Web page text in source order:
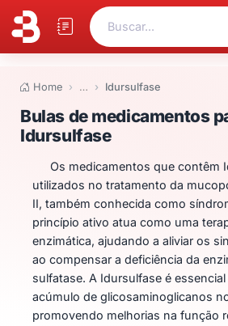
Buscar...
Home … Idursulfase
Bulas de
Bulas de medicamentos
Idursulfase
Os medicamentos que contêm
utilizados no tratamento da
II, também conhecida como
princípio ativo atua como uma
enzimática, ajudando a aliviar os
ao compensar a deficiência da
sulfatase. A Idursulfase é
acúmulo de glicosaminoglicanos
promovendo melhorias na função